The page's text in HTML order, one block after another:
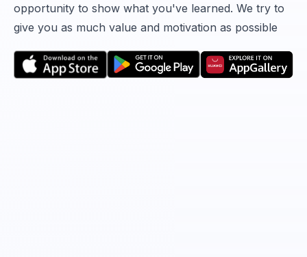
opportunity to show what you've learned. We try to
give you as much value and motivation as possible